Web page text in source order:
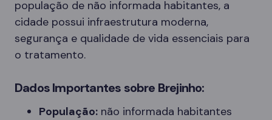
população de não informada habitantes, a
cidade possui infraestrutura moderna,
segurança e qualidade de vida essenciais para
o tratamento.
Dados Importantes sobre Brejinho:
População: não informada habitantes